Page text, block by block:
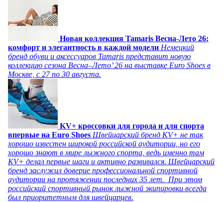
Новая коллекция Tamaris Весна-Лето 26:
комфорт и элегантность в каждой модели Немецкий
бренд обуви и аксессуаров Tamaris представит новую
коллекцию сезона Весна–Лето’ 26 на выставке Euro Shoes в
Москве, с 27 по 30 августа.
KV+ кроссовки для города и для спорта
впервые на Euro Shoes Швейцарский бренд KV+ не так
хорошо известен широкой российской аудитории, но его
хорошо знают в мире лыжного спорта, ведь именно там
KV+ делал первые шаги и активно развивался. Швейцарский
бренд заслужил доверие профессиональной спортивной
аудитории на протяжении последних 35 лет. При этом
российский спортивный рынок лыжной экипировки всегда
был приоритетным для швейцарцев.